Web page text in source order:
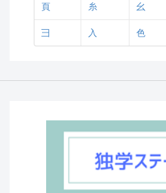
頁 糸 幺
彐 入 色